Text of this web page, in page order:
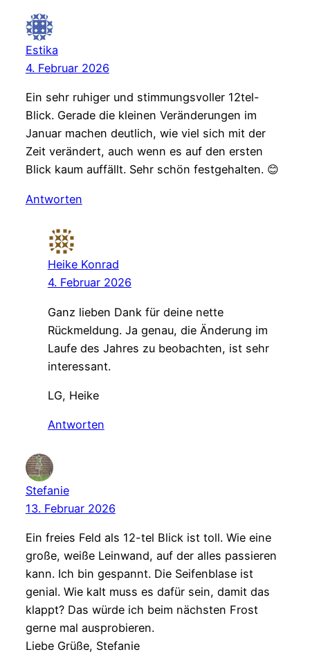
Estika
4. Februar 2026
Ein sehr ruhiger und stimmungsvoller 12tel-
Blick. Gerade die kleinen Veränderungen im
Januar machen deutlich, wie viel sich mit der
Zeit verändert, auch wenn es auf den ersten
Blick kaum auffällt. Sehr schön festgehalten. 😊
Antworten
Heike Konrad
4. Februar 2026
Ganz lieben Dank für deine nette
Rückmeldung. Ja genau, die Änderung im
Laufe des Jahres zu beobachten, ist sehr
interessant.
LG, Heike
Antworten
Stefanie
13. Februar 2026
Ein freies Feld als 12-tel Blick ist toll. Wie eine
große, weiße Leinwand, auf der alles passieren
kann. Ich bin gespannt. Die Seifenblase ist
genial. Wie kalt muss es dafür sein, damit das
klappt? Das würde ich beim nächsten Frost
gerne mal ausprobieren.
Liebe Grüße, Stefanie